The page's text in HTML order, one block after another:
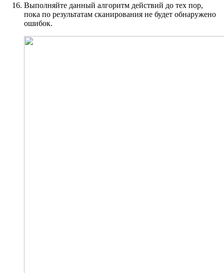
Выполняйте данный алгоритм действий до тех пор,
пока по результатам сканирования не будет обнаружено
ошибок.